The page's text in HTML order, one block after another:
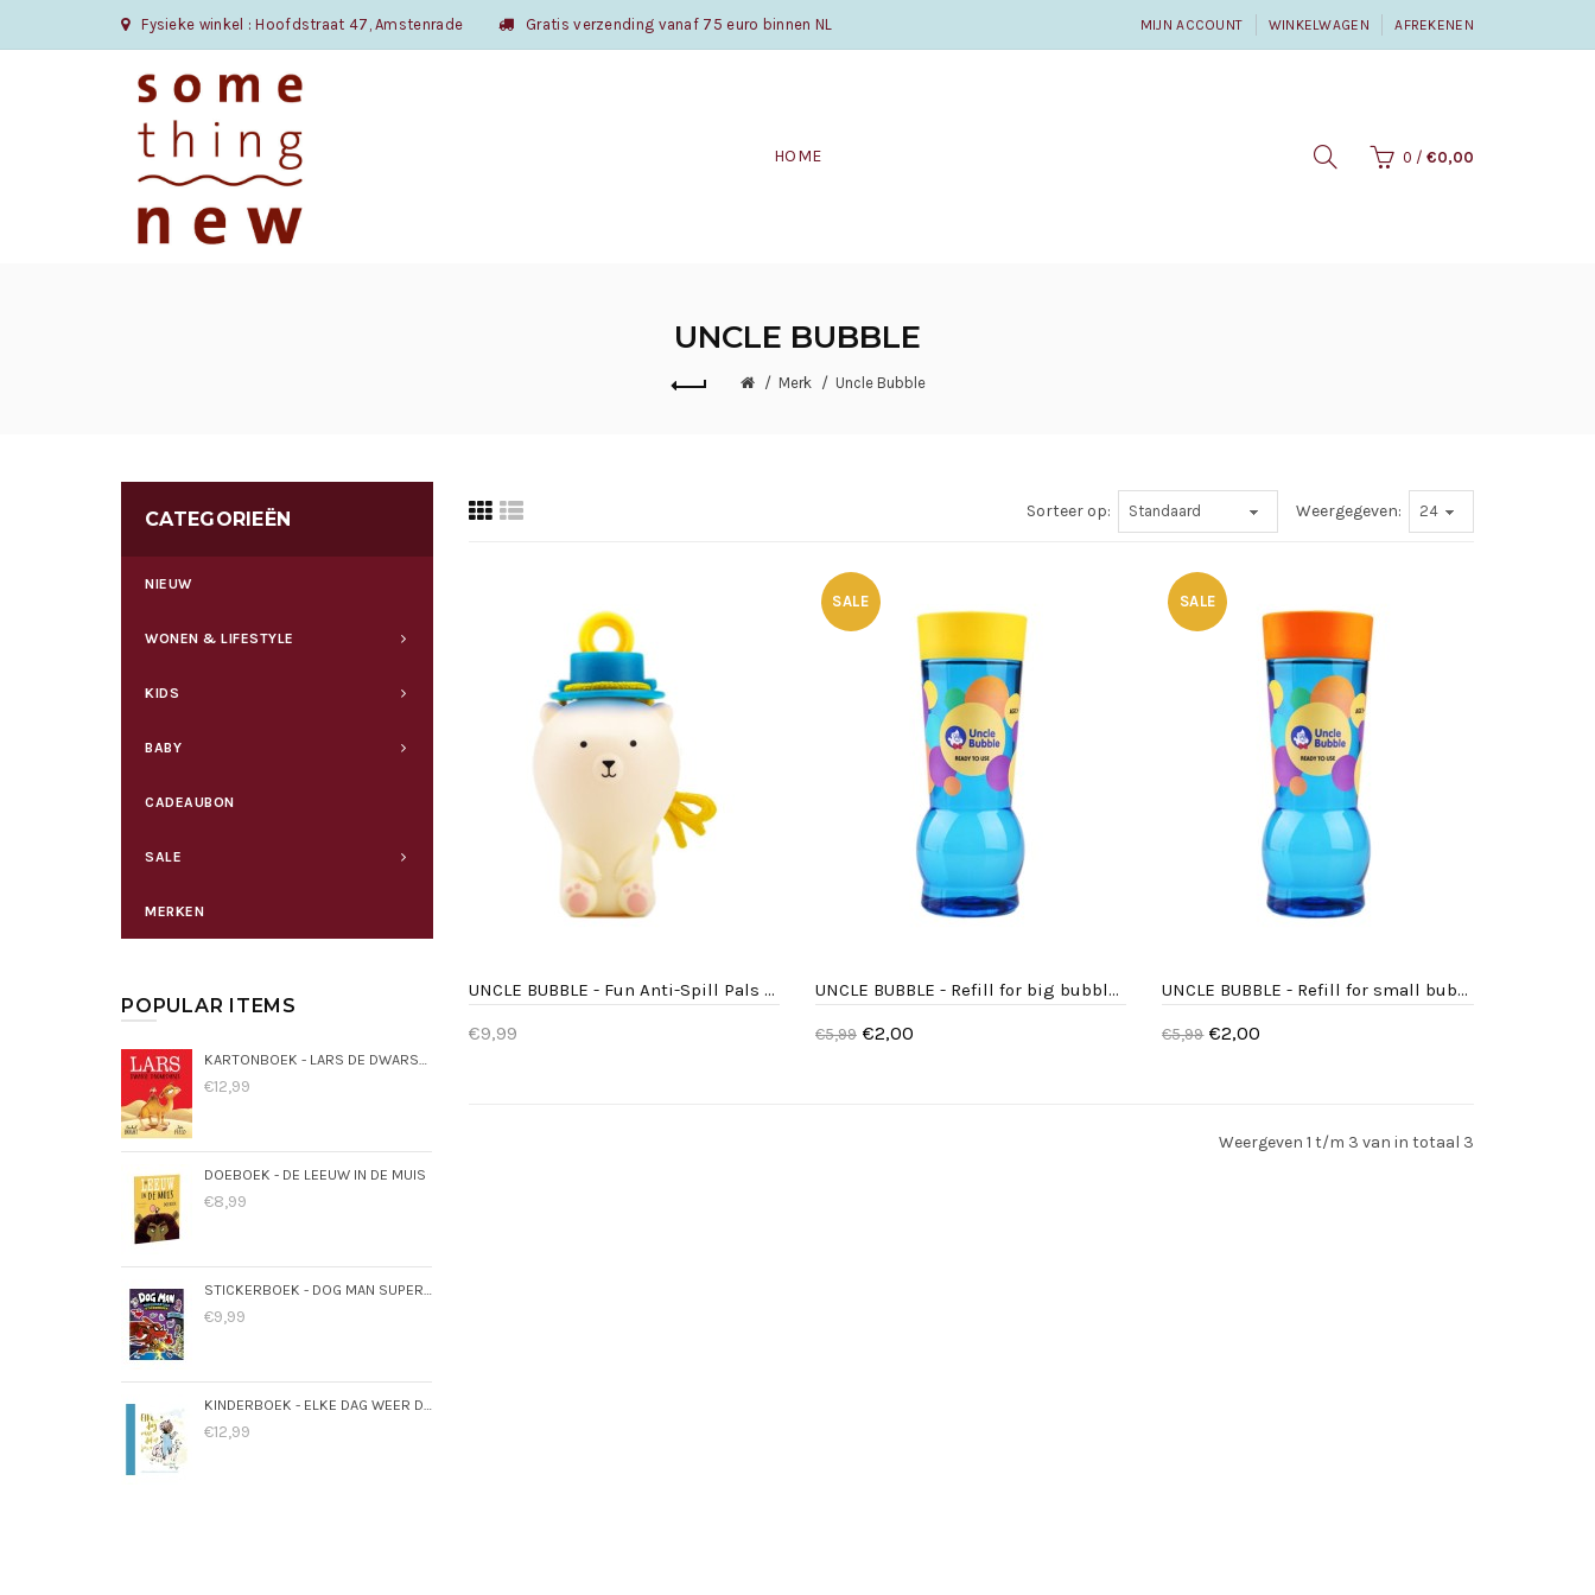
Fysieke winkel : Hoofdstraat 47, Amstenrade Gratis verzending vanaf 75 euro binnen NL MIJN ACCOUNT WINKELWAGEN AFREKENEN
HOME 0 / €0,00
UNCLE BUBBLE
Merk Uncle Bubble
CATEGORIEËN
NIEUW
WONEN & LIFESTYLE
KIDS
BABY
CADEAUBON
SALE
MERKEN
POPULAR ITEMS
KARTONBOEK - LARS DE DWARSE DROMEDARIS
€12,99
DOEBOEK - DE LEEUW IN DE MUIS
€8,99
STICKERBOEK - DOG MAN SUPERMAATJES
€9,99
KINDERBOEK - ELKE DAG WEER DOL OP JOU
€12,99
Sorteer op: Weergegeven:
UNCLE BUBBLE - Fun Anti-Spill Pals - White Bear
€9,99
SALE
UNCLE BUBBLE - Refill for big bubbles - 472 ml
€5,99 €2,00
SALE
UNCLE BUBBLE - Refill for small bubbles 472 ml
€5,99 €2,00
Weergeven 1 t/m 3 van in totaal 3